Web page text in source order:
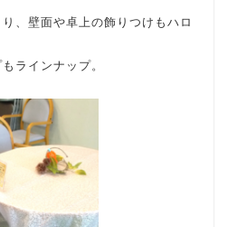
、壁面や卓上の飾りつけもハロ
ラインナップ。